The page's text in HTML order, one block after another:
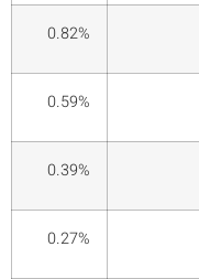
0.82%
0.59%
0.39%
0.27%